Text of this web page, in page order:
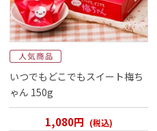
いつでもどこでもスイート梅ち
ゃん 150g
1,080円 (税込)